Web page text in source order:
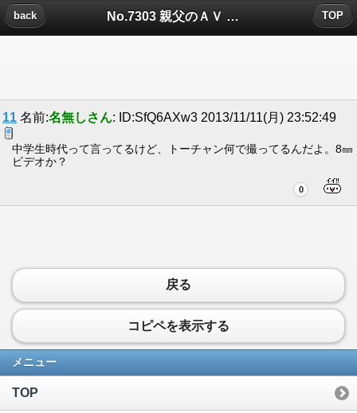
No.7303 親父のＡＶ についたコメント
back TOP
11 名前:名無しさん: ID:SfQ6AXw3 2013/11/11(月) 23:52:49
中学生時代って言ってるけど、トーチャン何で撮ってるんだよ。8㎜
ビデオか？
0
戻る
コピペを表示する
メニュー
TOP